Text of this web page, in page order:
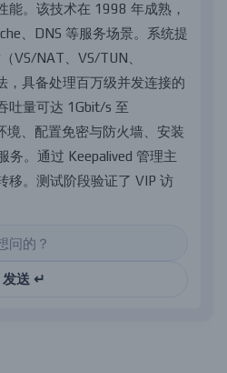
能。 该技术在 1998 年成熟 ，
che DNS 等服务场景。 系统提
（VS/NAT VS/TUN
， 具备处理百万级并发连接的
吐量可达 1Gbit/s 至
境 配置免密与防火墙 安装
务。 通过 Keepalived 管理主
移。 测试阶段验证了 VIP 访
发送 ↵